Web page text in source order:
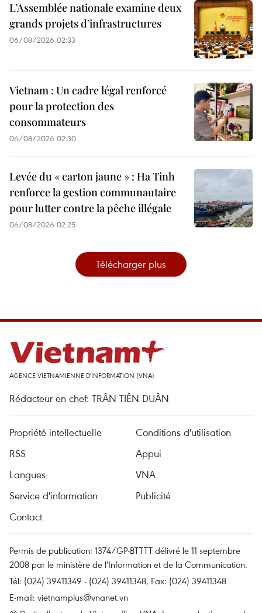
L’Assemblée nationale examine deux
grands projets d’infrastructures
06/08/2026 02:33
Vietnam : Un cadre légal renforcé
pour la protection des
consommateurs
06/08/2026 02:30
Levée du « carton jaune » : Ha Tinh
renforce la gestion communautaire
pour lutter contre la pêche illégale
06/08/2026 02:25
Télécharger plus
AGENCE VIETNAMIENNE D'INFORMATION (VNA)
Rédacteur en chef: TRÂN TIÊN DUÂN
Propriété intellectuelle
Conditions d'utilisation
RSS
Appui
Langues
VNA
Service d'information
Publicité
Contact
Permis de publication: 1374/GP-BTTTT délivré le 11 septembre
2008 par le ministère de l'Information et de la Communication.
Tél: (024) 39411349 - (024) 39411348, Fax: (024) 39411348
E-mail: vietnamplus@vnanet.vn